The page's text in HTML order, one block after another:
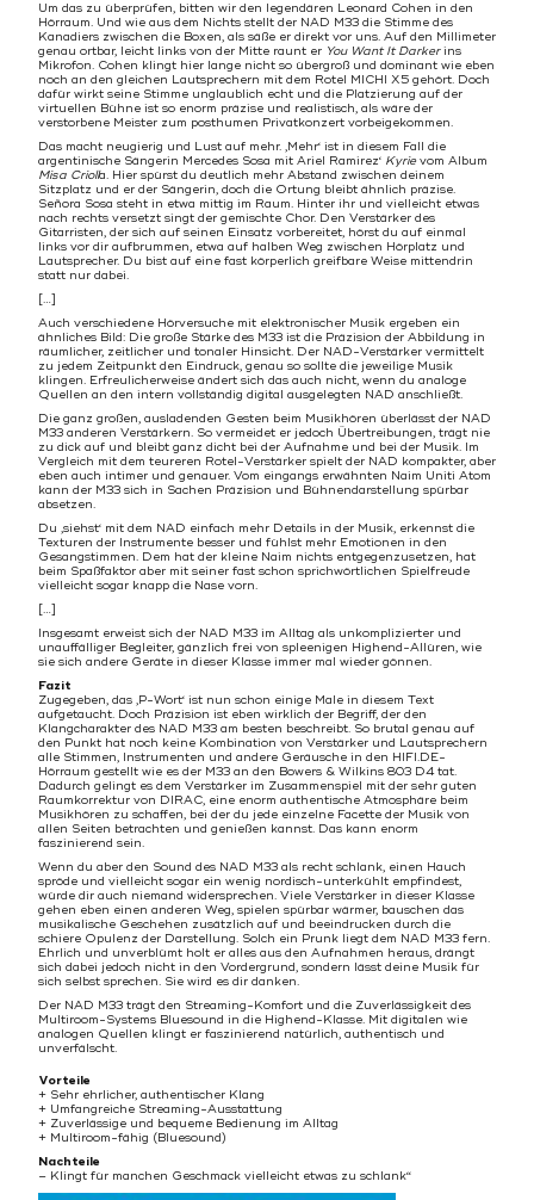
Um das zu überprüfen, bitten wir den legendären Leonard Cohen in den
Hörraum. Und wie aus dem Nichts stellt der NAD M33 die Stimme des
Kanadiers zwischen die Boxen, als säße er direkt vor uns. Auf den Millimeter
genau ortbar, leicht links von der Mitte raunt er You Want It Darkerins
Mikrofon. Cohen klingt hier lange nicht so übergroß und dominant wie eben
noch an den gleichen Lautsprechern mit dem Rotel MICHI X5 gehört. Doch
dafür wirkt seine Stimme unglaublich echt und die Platzierung auf der
virtuellen Bühne ist so enorm präzise und realistisch, als wäre der
verstorbene Meister zum posthumen Privatkonzert vorbeigekommen.
Das macht neugierig und Lust auf mehr. ‚Mehr‘ ist in diesem Fall die
argentinische Sängerin Mercedes Sosa mit Ariel Ramirez‘ Kyrievom Album
Misa Criolla. Hier spürst du deutlich mehr Abstand zwischen deinem
Sitzplatz und er der Sängerin, doch die Ortung bleibt ähnlich präzise.
Señora Sosa steht in etwa mittig im Raum. Hinter ihr und vielleicht etwas
nach rechts versetzt singt der gemischte Chor. Den Verstärker des
Gitarristen, der sich auf seinen Einsatz vorbereitet, hörst du auf einmal
links vor dir aufbrummen, etwa auf halben Weg zwischen Hörplatz und
Lautsprecher. Du bist auf eine fast körperlich greifbare Weise mittendrin
statt nur dabei.
[…]
Auch verschiedene Hörversuche mit elektronischer Musik ergeben ein
ähnliches Bild: Die große Stärke des M33 ist die Präzision der Abbildung in
räumlicher, zeitlicher und tonaler Hinsicht. Der NAD-Verstärker vermittelt
zu jedem Zeitpunkt den Eindruck, genau so sollte die jeweilige Musik
klingen. Erfreulicherweise ändert sich das auch nicht, wenn du analoge
Quellen an den intern vollständig digital ausgelegten NAD anschließt.
Die ganz großen, ausladenden Gesten beim Musikhören überlässt der NAD
M33 anderen Verstärkern. So vermeidet er jedoch Übertreibungen, trägt nie
zu dick auf und bleibt ganz dicht bei der Aufnahme und bei der Musik. Im
Vergleich mit dem teureren Rotel-Verstärker spielt der NAD kompakter, aber
eben auch intimer und genauer. Vom eingangs erwähnten Naim Uniti Atom
kann der M33 sich in Sachen Präzision und Bühnendarstellung spürbar
absetzen.
Du ‚siehst‘ mit dem NAD einfach mehr Details in der Musik, erkennst die
Texturen der Instrumente besser und fühlst mehr Emotionen in den
Gesangstimmen. Dem hat der kleine Naim nichts entgegenzusetzen, hat
beim Spaßfaktor aber mit seiner fast schon sprichwörtlichen Spielfreude
vielleicht sogar knapp die Nase vorn.
[…]
Insgesamt erweist sich der NAD M33 im Alltag als unkomplizierter und
unauffälliger Begleiter, gänzlich frei von spleenigen Highend-Allüren, wie
sie sich andere Geräte in dieser Klasse immer mal wieder gönnen.
Fazit
Zugegeben, das ‚P-Wort‘ ist nun schon einige Male in diesem Text
aufgetaucht. Doch Präzision ist eben wirklich der Begriff, der den
Klangcharakter des NAD M33 am besten beschreibt. So brutal genau auf
den Punkt hat noch keine Kombination von Verstärker und Lautsprechern
alle Stimmen, Instrumenten und andere Geräusche in den HIFI.DE-
Hörraum gestellt wie es der M33 an den Bowers & Wilkins 803 D4 tat.
Dadurch gelingt es dem Verstärker im Zusammenspiel mit der sehr guten
Raumkorrektur von DIRAC, eine enorm authentische Atmosphäre beim
Musikhören zu schaffen, bei der du jede einzelne Facette der Musik von
allen Seiten betrachten und genießen kannst. Das kann enorm
faszinierend sein.
Wenn du aber den Sound des NAD M33 als recht schlank, einen Hauch
spröde und vielleicht sogar ein wenig nordisch-unterkühlt empfindest,
würde dir auch niemand widersprechen. Viele Verstärker in dieser Klasse
gehen eben einen anderen Weg, spielen spürbar wärmer, bauschen das
musikalische Geschehen zusätzlich auf und beeindrucken durch die
schiere Opulenz der Darstellung. Solch ein Prunk liegt dem NAD M33 fern.
Ehrlich und unverblümt holt er alles aus den Aufnahmen heraus, drängt
sich dabei jedoch nicht in den Vordergrund, sondern lässt deine Musik für
sich selbst sprechen. Sie wird es dir danken.
Der NAD M33 trägt den Streaming-Komfort und die Zuverlässigkeit des
Multiroom-Systems Bluesound in die Highend-Klasse. Mit digitalen wie
analogen Quellen klingt er faszinierend natürlich, authentisch und
unverfälscht.
Vorteile
+ Sehr ehrlicher, authentischer Klang
+ Umfangreiche Streaming-Ausstattung
+ Zuverlässige und bequeme Bedienung im Alltag
+ Multiroom-fähig (Bluesound)
Nachteile
– Klingt für manchen Geschmack vielleicht etwas zu schlank“